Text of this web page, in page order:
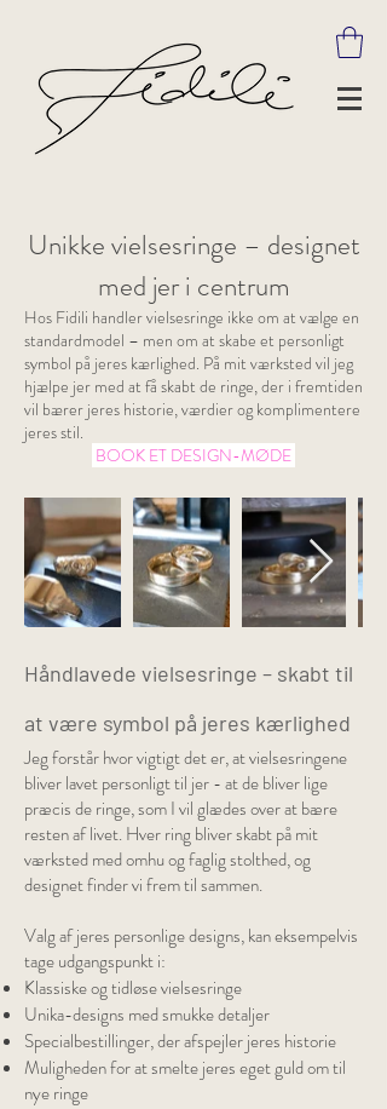
Unikke vielsesringe – designet
med jer i centrum
Hos Fidili handler vielsesringe ikke om at vælge en
standardmodel – men om at skabe et personligt
symbol på jeres kærlighed. På mit værksted vil jeg
hjælpe jer med at få skabt de ringe, der i fremtiden
vil bærer jeres historie, værdier og komplimentere
jeres stil.
BOOK ET DESIGN-MØDE
Håndlavede vielsesringe – skabt til
at være symbol på jeres kærlighed
Jeg forstår hvor vigtigt det er, at vielsesringene
bliver lavet personligt til jer - at de bliver lige
præcis de ringe, som I vil glædes over at bære
resten af livet. Hver ring bliver skabt på mit
værksted med omhu og faglig stolthed, og
designet finder vi frem til sammen.
Valg af jeres personlige designs, kan eksempelvis
tage udgangspunkt i:
Klassiske og tidløse vielsesringe
Unika-designs med smukke detaljer
Specialbestillinger, der afspejler jeres historie
Muligheden for at smelte jeres eget guld om til
nye ringe